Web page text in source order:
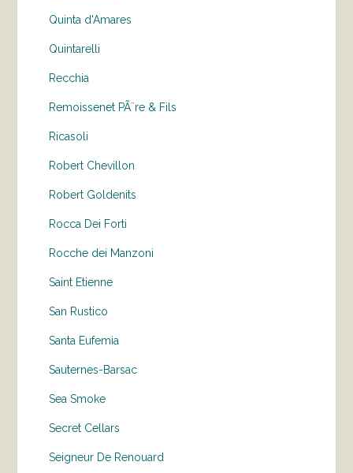
Quinta d'Amares
Quintarelli
Recchia
Remoissenet PÃ¨re & Fils
Ricasoli
Robert Chevillon
Robert Goldenits
Rocca Dei Forti
Rocche dei Manzoni
Saint Etienne
San Rustico
Santa Eufemia
Sauternes-Barsac
Sea Smoke
Secret Cellars
Seigneur De Renouard